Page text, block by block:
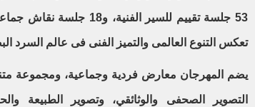
تعكس التنوع العالمى والتميز الفنى فى عالم السرد
يضم المهرجان معارض فردية وجماعية، ومجموعة
التصوير الصحفى والوثائقي، وتصوير الطبيعة